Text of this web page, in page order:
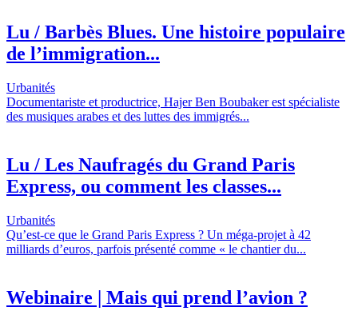
Lu / Barbès Blues. Une histoire populaire
de l’immigration...
Urbanités
Documentariste et productrice, Hajer Ben Boubaker est spécialiste
des musiques arabes et des luttes des immigrés...
Lu / Les Naufragés du Grand Paris
Express, ou comment les classes...
Urbanités
Qu’est-ce que le Grand Paris Express ? Un méga-projet à 42
milliards d’euros, parfois présenté comme « le chantier du...
Webinaire | Mais qui prend l’avion ?